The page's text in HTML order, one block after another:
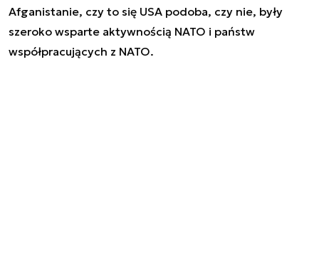
Afganistanie, czy to się USA podoba, czy nie, były
szeroko wsparte aktywnością NATO i państw
współpracujących z NATO.